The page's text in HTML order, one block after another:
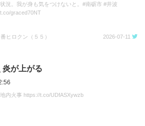
況。我が身も気をつけないと。#南砺市 #井波
graced70NT
番ヒロクン（５５） 2026-07-11
炎が上がる
地内火事 https://t.co/UDfASXywzb